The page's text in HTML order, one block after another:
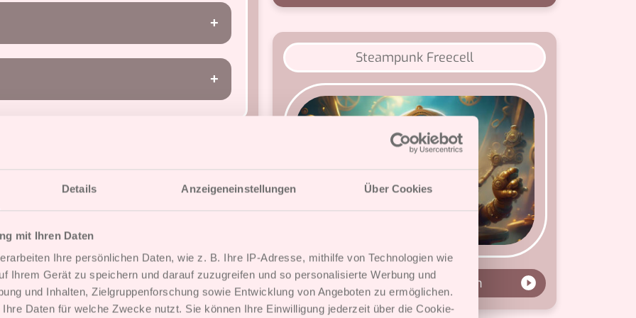
Details Anzeigeneinstellungen Über Cookies
mit Ihren Daten
Ihre persönlichen Daten, wie z. B. Ihre IP-Adresse, mithilfe von Technologien wie
Ihrem Gerät zu speichern und darauf zuzugreifen und so personalisierte Werbung und
und Inhalten, Zielgruppenforschung sowie Entwicklung von Angeboten zu ermöglichen.
Daten für welche Zwecke nutzt. Sie können Ihre Einwilligung jederzeit über die Cookie-
im Landscape Modus
nicht ersichtlich ist. Läuft
Samsung.
im Portrait, als auch im
Auf den Äpfel Tablets hat man
ohne das sich das Fenster bei
Erste Möglichkeit ist die Karte
( Sets ) zuerst seitlich
einem androiden System
bewegt. Klicke und / oder
Beach Spider
Steampunk Freecell
1 Spielen